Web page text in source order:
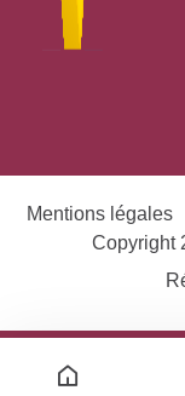
Mentions légales
Copyright